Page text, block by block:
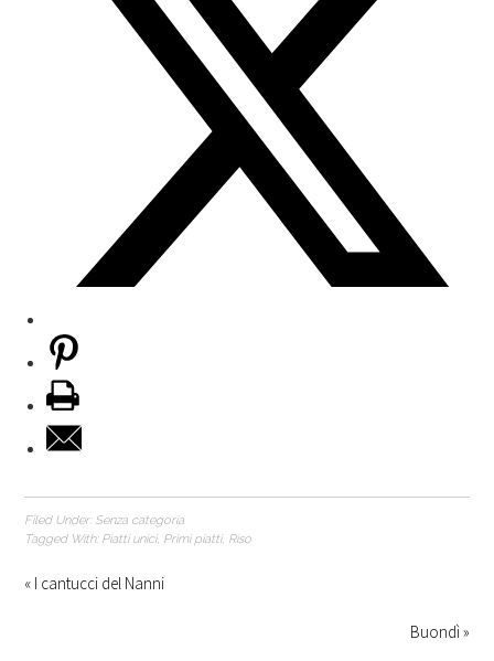
Filed Under: Senza categoria
Tagged With: Piatti unici, Primi piatti, Riso
« I cantucci del Nanni
Buondì »